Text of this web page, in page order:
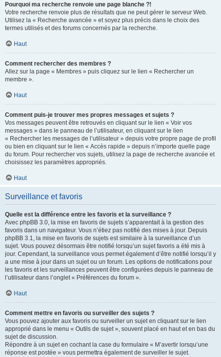
Pourquoi ma recherche renvoie une page blanche ?!
Votre recherche renvoie plus de résultats que ne peut gérer le serveur Web.
Utilisez la « Recherche avancée » et soyez plus précis dans le choix des
termes utilisés et des forums concernés par la recherche.
Haut
Comment rechercher des membres ?
Allez sur la page « Membres » puis cliquez sur le lien « Rechercher un
membre ».
Haut
Comment puis-je trouver mes propres messages et sujets ?
Vos messages peuvent être retrouvés en cliquant sur le lien « Voir vos
messages » dans le panneau de l’utilisateur, en cliquant sur le lien
« Rechercher les messages de l’utilisateur » depuis votre propre page de profil
ou bien en cliquant sur le lien « Accès rapide » depuis n’importe quelle page
du forum. Pour rechercher vos sujets, utilisez la page de recherche avancée et
choisissez les paramètres appropriés.
Haut
Surveillance et favoris
Quelle est la différence entre les favoris et la surveillance ?
Avec phpBB 3.0, la mise en favoris de sujets s’apparentait à la gestion des
favoris dans un navigateur. Vous n’étiez pas notifié des mises à jour. Depuis
phpBB 3.1, la mise en favoris de sujets est similaire à la surveillance d’un
sujet. Vous pouvez désormais être notifié lorsqu’un sujet favoris a été mis à
jour. Cependant, la surveillance vous permet également d’être notifié lorsqu’il y
a une mise à jour dans un sujet ou un forum. Les options de notifications pour
les favoris et les surveillances peuvent être configurées depuis le panneau de
l’utilisateur dans l’onglet « Préférences du forum ».
Haut
Comment mettre en favoris ou surveiller des sujets ?
Vous pouvez ajouter aux favoris ou surveiller un sujet en cliquant sur le lien
approprié dans le menu « Outils de sujet », souvent placé en haut et en bas du
sujet de discussion.
Répondre à un sujet en cochant la case du formulaire « M’avertir lorsqu’une
réponse est postée » vous permettra également de surveiller le sujet.